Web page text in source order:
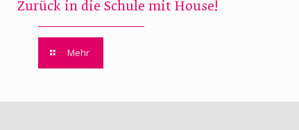
Zurück in die Schule mit House!
Mehr